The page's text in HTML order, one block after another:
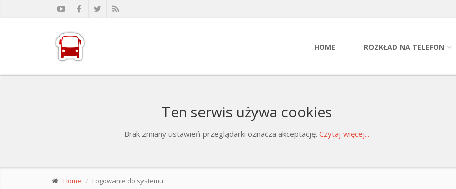
HOME ROZKŁAD NA TELEFON
Ten serwis używa cookies
Brak zmiany ustawień przeglądarki oznacza akceptację.Czytaj więcej...
Home Logowanie do systemu